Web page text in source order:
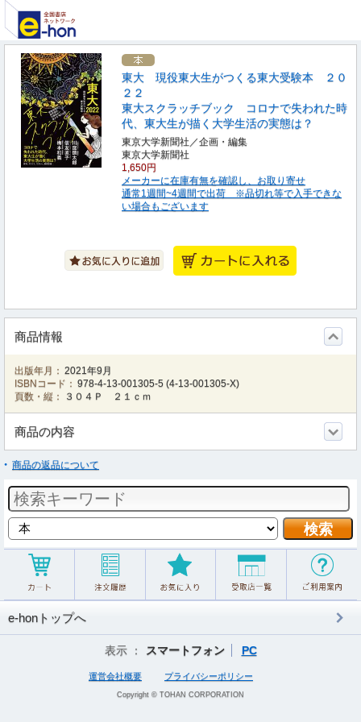
東大 現役東大生がつくる東大受験本 ２０
２２
東大スクラッチブック コロナで失われた時
代、東大生が描く大学生活の実態は？
東京大学新聞社／企画・編集
東京大学新聞社
1,650円
メーカーに在庫有無を確認し、お取り寄せ
通常1週間~4週間で出荷 ※品切れ等で入手できな
い場合もございます
商品情報
出版年月： 2021年9月
ISBNコード： 978-4-13-001305-5 (4-13-001305-X)
頁数・縦：
３０４Ｐ ２１ｃｍ
商品の内容
商品の返品について
e-honトップへ
表示 ： スマートフォン PC
運営会社概要 プライバシーポリシー
Copyright © TOHAN CORPORATION